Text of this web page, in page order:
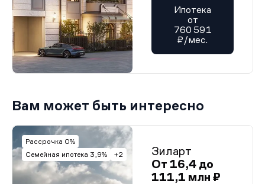
Ипотека
от
760 591
₽/мес.
Вам может быть интересно
Рассрочка 0%
Семейная ипотека 3,9%
+2
Зиларт
От 16,4 до
111,1 млн ₽